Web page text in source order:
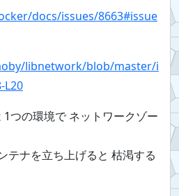
docs/issues/8663#issue
libnetwork/blob/master/i
L20
つの環境で ネットワークゾー
テナを立ち上げると 枯渇する